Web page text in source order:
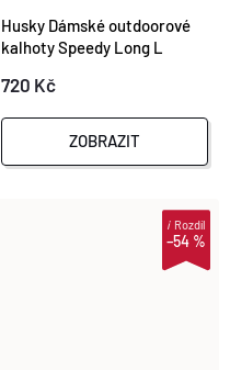
Husky Dámské outdoorové
kalhoty Speedy Long L
720 Kč
ZOBRAZIT
–54 %
iRozdíl